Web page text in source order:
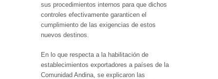
sus procedimientos internos para que dichos
controles efectivamente garanticen el
cumplimiento de las exigencias de estos
nuevos destinos.
En lo que respecta a la habilitación de
establecimientos exportadores a países de la
Comunidad Andina, se explicaron las